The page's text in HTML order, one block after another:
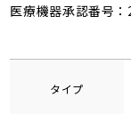
医療機器承認番号
タイプ